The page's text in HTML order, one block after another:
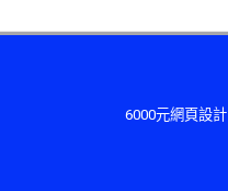
6000元網頁設計